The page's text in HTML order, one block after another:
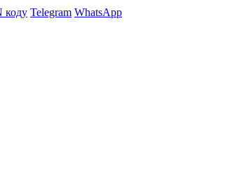
коду Telegram WhatsApp